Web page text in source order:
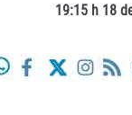
19:15 h 18